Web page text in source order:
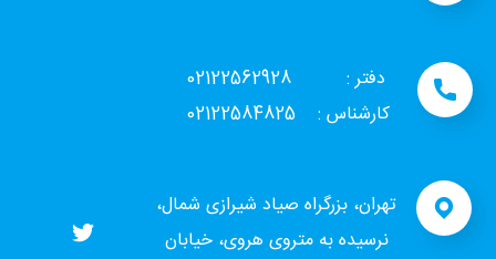
دفتر : 02122562928
کارشناس : 02122584825
تهران، بزرگراه صیاد شیرازی شمال،
نرسیده به متروی هروی، خیابان